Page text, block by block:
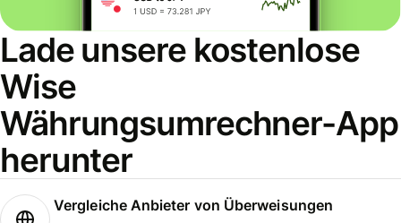
Lade unsere kostenlose
Wise
Währungsumrechner-App
herunter
Vergleiche Anbieter von Überweisungen